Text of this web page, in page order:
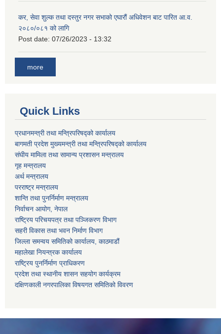
कर, सेवा शुल्क तथा दस्तुर नगर सभाको एघारौं अधिवेशन बाट पारित आ.व.
२०८०/०८१ को लागि
Post date: 07/26/2023 - 13:32
more
Quick Links
प्रधानमन्त्री तथा मन्त्रिपरिषद्को कार्यालय
बागमती प्रदेश मुख्यमन्त्री तथा मन्त्रिपरिषद्को कार्यालय
संघीय मामिला तथा सामान्य प्रशासन मन्त्रालय
गृह मन्त्रालय
अर्थ मन्त्रालय
परराष्ट्र मन्त्रालय
शान्ति तथा पुनर्निर्माण मन्त्रालय
निर्वाचन आयोग, नेपाल
राष्ट्रिय परिचयपत्र तथा पञ्जिकरण विभाग
सहरी विकास तथा भवन निर्माण विभाग
जिल्ला समन्वय समितिको कार्यालय, काठमाडौं
महालेखा नियन्त्रक कार्यालय
राष्ट्रिय पुनर्निर्माण प्राधिकरण
प्रदेश तथा स्थानीय शासन सहयोग कार्यक्रम
दक्षिणकाली नगरपालिका विषयगत समितिको विवरण